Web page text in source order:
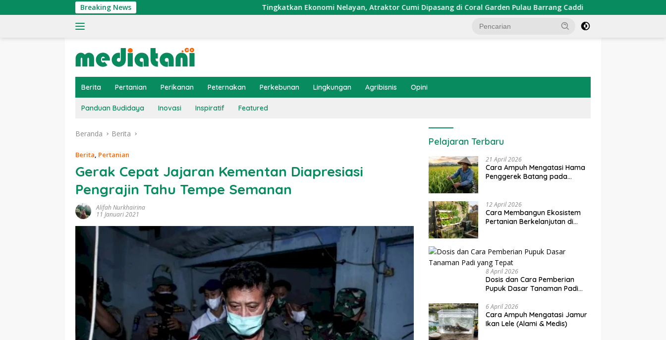
ke
Breaking News Tingkatkan Ekonomi Nelayan, Atraktor Cumi Dipasang di Coral Garden Pulau Barrang Caddi PDKT Danau Tempe :
Berita Pertanian Perikanan Peternakan Perkebunan Lingkungan Agribisnis Opini
Panduan Budidaya Inovasi Inspiratif Featured
Beranda Berita
Berita, Pertanian
Gerak Cepat Jajaran Kementan Diapresiasi
Pengrajin Tahu Tempe Semanan
Alifah Nurkhairina
11 Januari 2021
Pelajaran Terbaru
21 April 2026
Cara Ampuh Mengatasi Hama
Penggerek Batang pada
12 April 2026
Cara Membangun Ekosistem
Pertanian Berkelanjutan di
8 April 2026
Dosis dan Cara Pemberian
Pupuk Dasar Tanaman Padi
6 April 2026
Cara Ampuh Mengatasi Jamur
Ikan Lele (Alami & Medis)